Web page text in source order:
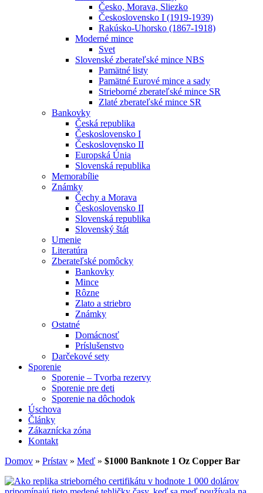
Česko, Morava, Sliezko
Československo I (1919-1939)
Rakúsko-Uhorsko (1867-1918)
Moderné mince
Svet
Slovenské zberateľské mince NBS
Pamätné listy
Pamätné Eurové mince a sady
Strieborné zberateľské mince SR
Zlaté zberateľské mince SR
Bankovky
Česká republika
Československo I
Československo II
Europská Únia
Slovenská republika
Memorabílie
Známky
Čechy a Morava
Československo II
Slovenská republika
Slovenský štát
Umenie
Literatúra
Zberateľské pomôcky
Bankovky
Mince
Rôzne
Zlato a striebro
Známky
Ostatné
Domácnosť
Príslušenstvo
Darčekové sety
Sporenie
Sporenie – Tvorba rezervy
Sporenie pre deti
Sporenie na dôchodok
Úschova
Články
Zákaznícka zóna
Kontakt
Domov » Prístav » Meď » $1000 Banknote 1 Oz Copper Bar